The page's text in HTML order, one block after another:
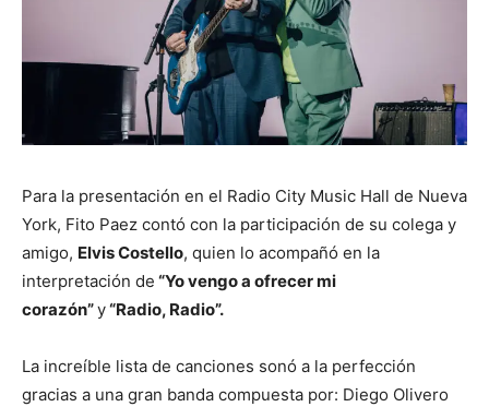
Para la presentación en el Radio City Music Hall de Nueva
York, Fito Paez contó con la participación de su colega y
amigo, Elvis Costello, quien lo acompañó en la
interpretación de “Yo vengo a ofrecer mi
corazón”y“Radio, Radio”.
La increíble lista de canciones sonó a la perfección
gracias a una gran banda compuesta por: Diego Olivero